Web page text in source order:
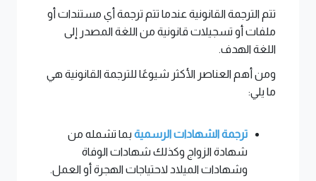
تتم الترجمة القانونية عندما تتم ترجمة أي مستندات أو
ملفات أو تسجيلات قانونية من اللغة المصدر إلى
اللغة الهدف.
ومن أهم العناصر الأكثر شيوعًا للترجمة القانونية هي
ما يلي:
ترجمة الشهادات الرسمية بما تشمله من
شهادة الزواج وكذلك شهادات الوفاة
وشهادات الميلاد لاحتياجات الهجرة أو العمل.